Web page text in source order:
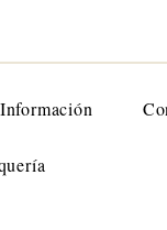
Información